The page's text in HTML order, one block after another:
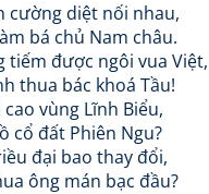
cường diệt nối nhau,
bá chủ Nam châu.
tiếm được ngôi vua Việt,
thua bác khoá Tầu!
vùng Lĩnh Biểu,
cổ đất Phiên Ngu?
đại bao thay đổi,
ông mán bạc đầu?